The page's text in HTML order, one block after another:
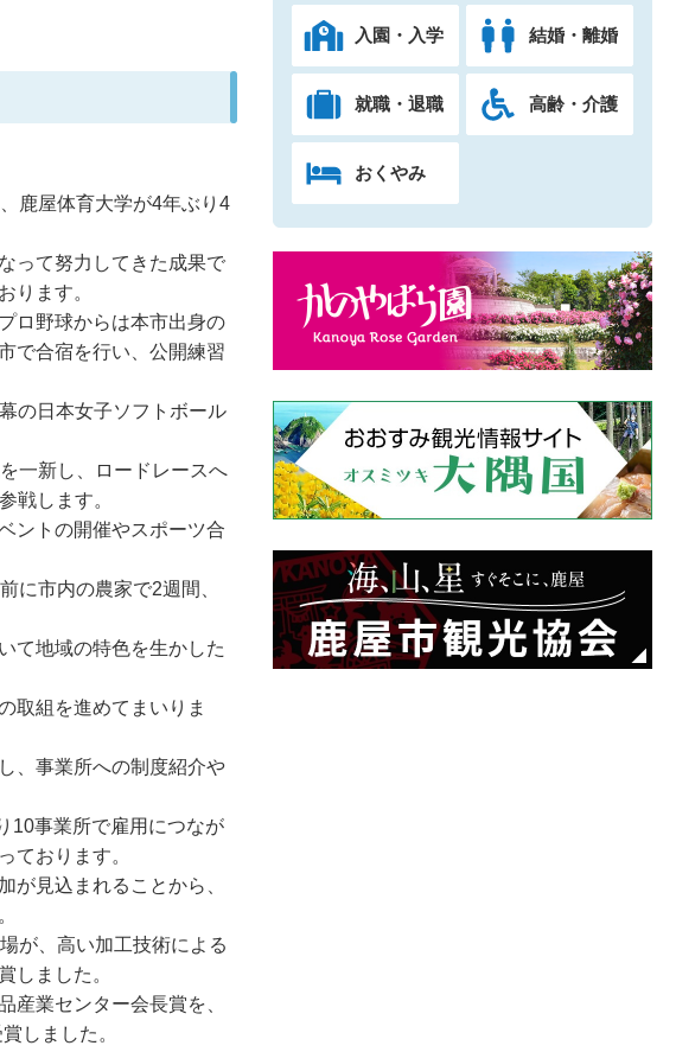
鹿屋体育大学が4年ぶり4
って努力してきた成果で
ります。
ロ野球からは本市出身の
で合宿を行い、公開練習
の日本女子ソフトボール
一新し、ロードレースへ
戦します。
ントの開催やスポーツ合
に市内の農家で2週間、
て地域の特色を生かした
取組を進めてまいりま
、事業所への制度紹介や
10事業所で雇用につなが
ております。
が見込まれることから、
が、高い加工技術による
しました。
産業センター会長賞を、
しました。
入園・入学 結婚・離婚
就職・退職 高齢・介護
おくやみ